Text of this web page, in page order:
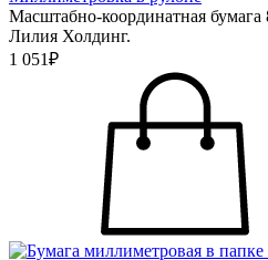
Масштабно-координатная
Лилия Холдинг.
1 051₽